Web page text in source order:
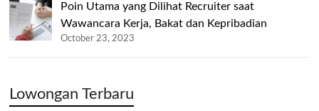
Poin Utama yang Dilihat Recruiter saat
Wawancara Kerja, Bakat dan Kepribadian
October 23, 2023
Lowongan Terbaru